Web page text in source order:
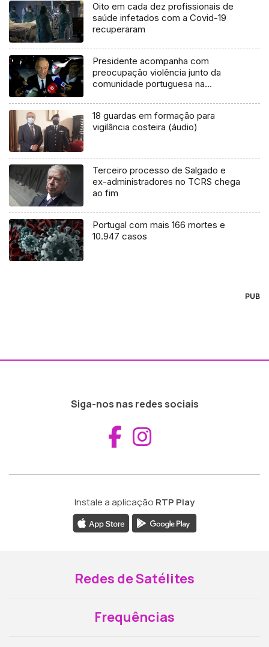
Oito em cada dez profissionais de
saúde infetados com a Covid-19
recuperaram
Presidente acompanha com
preocupação violência junto da
comunidade portuguesa na
18 guardas em formação para
vigilância costeira (áudio)
Terceiro processo de Salgado e
ex-administradores no TCRS chega
ao fim
Portugal com mais 166 mortes e
10.947 casos
PUB
Siga-nos nas redes sociais
Aceder ao
Instale a aplicação RTP Play
Redes de Satélites
Frequências